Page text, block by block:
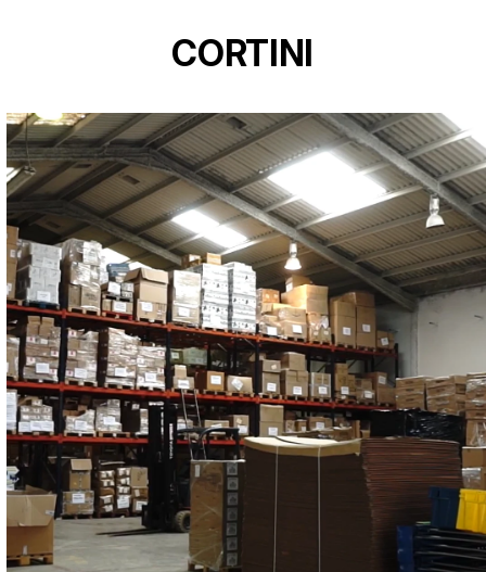
CORTINI